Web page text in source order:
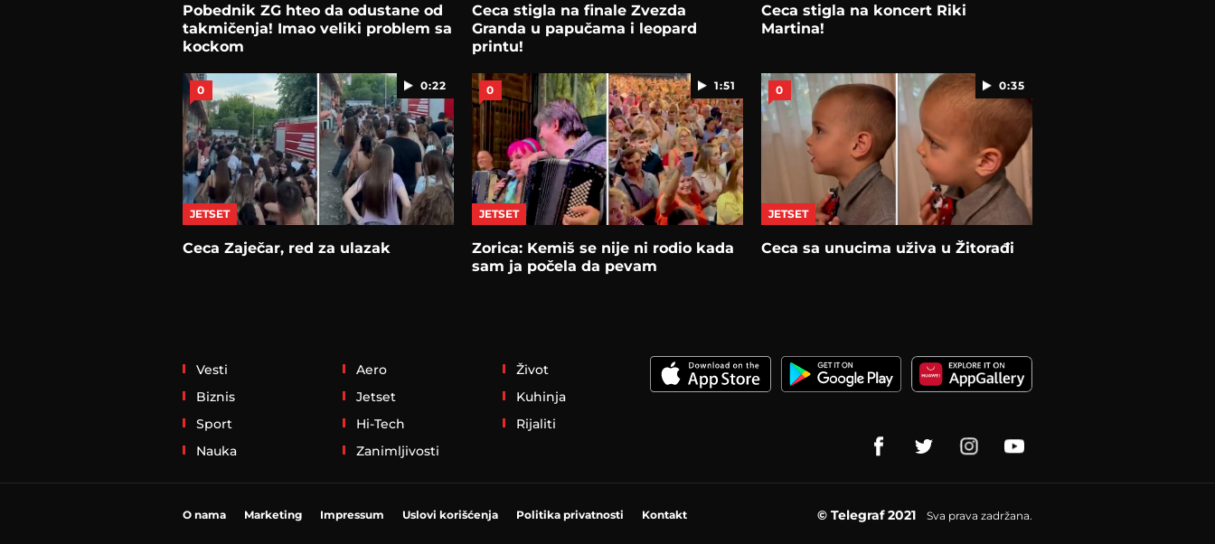
Pobednik ZG hteo da odustane od
takmičenja! Imao veliki problem sa
kockom
Ceca stigla na finale Zvezda
Granda u papučama i leopard
printu!
Ceca stigla na koncert Riki
Martina!
0:22
0
JETSET
Ceca Zaječar, red za ulazak
1:51
0
JETSET
Zorica: Kemiš se nije ni rodio kada
sam ja počela da pevam
0:35
0
JETSET
Ceca sa unucima uživa u Žitorađi
Vesti
Biznis
Sport
Nauka
Aero
Jetset
Hi-Tech
Zanimljivosti
Život
Kuhinja
Rijaliti
O nama Marketing Impressum Uslovi korišćenja Politika privatnosti Kontakt © Telegraf 2021 Sva prava zadržana.